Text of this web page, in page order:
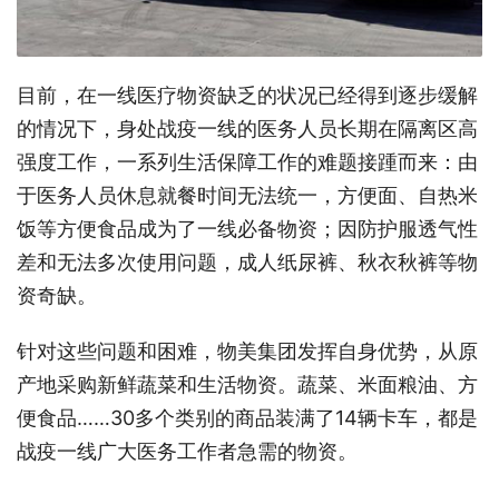
目前，在一线医疗物资缺乏的状况已经得到逐步缓解
的情况下，身处战疫一线的医务人员长期在隔离区高
强度工作，一系列生活保障工作的难题接踵而来：由
于医务人员休息就餐时间无法统一，方便面、自热米
饭等方便食品成为了一线必备物资；因防护服透气性
差和无法多次使用问题，成人纸尿裤、秋衣秋裤等物
资奇缺。
针对这些问题和困难，物美集团发挥自身优势，从原
产地采购新鲜蔬菜和生活物资。蔬菜、米面粮油、方
便食品……30多个类别的商品装满了14辆卡车，都是
战疫一线广大医务工作者急需的物资。